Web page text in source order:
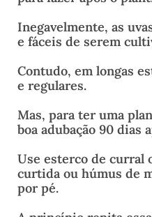
Inegavelmente, as
e fáceis de serem
Contudo, em longas
e regulares.
Mas, para ter uma
boa adubação 90 dias
Use esterco de curral
curtida ou húmus de
por pé.